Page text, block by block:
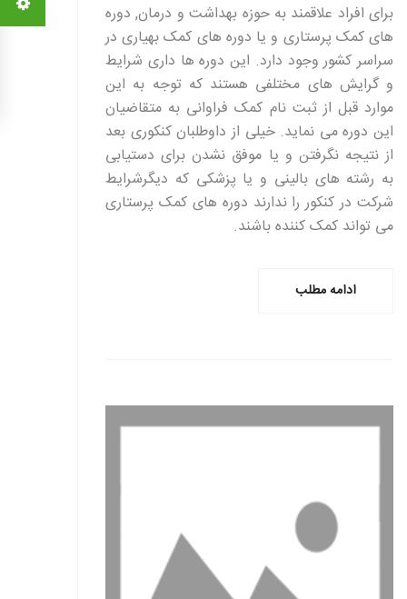
برای افراد علاقمند به حوزه بهداشت و درمان, دوره
های کمک پرستاری و یا دوره های کمک بهیاری در
سراسر کشور وجود دارد. این دوره ها داری شرایط
و گرایش های مختلفی هستند که توجه به این
موارد قبل از ثبت نام کمک فراوانی به متقاضیان
این دوره می نماید. خیلی از داوطلبان کنکوری بعد
از نتیجه نگرفتن و یا موفق نشدن برای دستیابی
به رشته های بالینی و یا پزشکی که دیگرشرایط
شرکت در کنکور را ندارند دوره های کمک پرستاری
می تواند کمک کننده باشند.
ادامه مطلب